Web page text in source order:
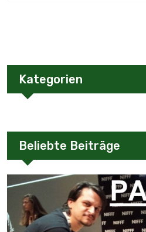
Kategorien
Beliebte Beiträge